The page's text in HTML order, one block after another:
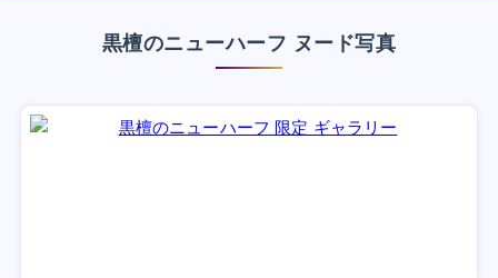
黒檀のニューハーフ ヌード写真